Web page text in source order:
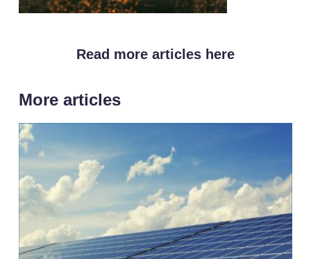
Read more articles here
More articles